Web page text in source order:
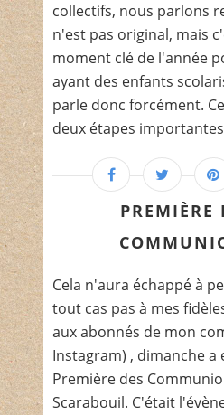
collectifs, nous parlons
n'est pas original, mais
moment clé de l'année
ayant des enfants
parle donc forcément.
deux étapes
PREMIÈRE
Cela n'aura échappé à
tout cas pas à mes
aux abonnés de mon
Instagram) , dimanche a
Première des
Scarabouil. C'était